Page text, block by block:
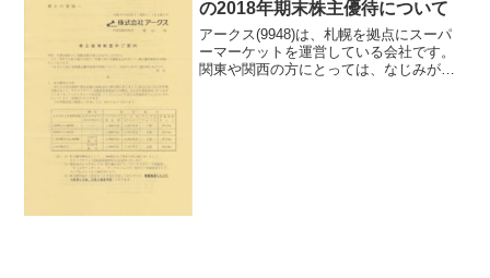
の2018年期末株主優待について
アークス(9948)は、札幌を拠点にスーパ
ーマーケットを運営している会社です。
関東や関西の方にとっては、なじみがな